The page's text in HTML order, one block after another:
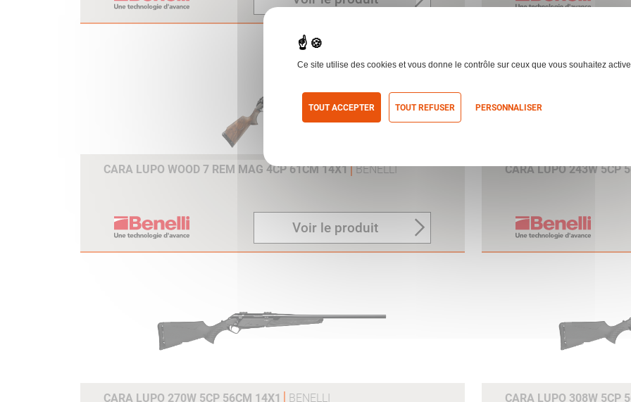
6 LONGUEURS DE CROSSE
DISPONIBLES
distance entre la plaque de
couche et la queue de détente
en 6 configurations
différentes, d’un minimum de
350 mm à un maximum de 385
Le système atténue l’impact et
absorbe les vibrations sur la
De plus, les 3 plaques de
couche interchangeables
permettent une
DISTANCE DE LA QUEUE DE
CARA LUPO WOOD 7 REM MAG 4CP 61CM 14X1 BENELLI
Voir le produit
CARA LUPO 243W 5CP
CARA LUPO 270W 5CP 56CM 14X1 BENELLI CARA LUPO 308W 5CP
Ce site utilise des cookies et vous donne le contrôle sur ceux que vous souhaitez
TOUT ACCEPTER TOUT REFUSER PERSONNALISER